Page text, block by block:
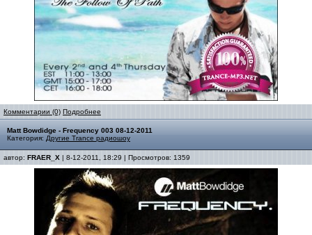
Комментарии (0) Подробнее
Matt Bowdidge - Frequency 003 08-12-2011
Категория: Другие Trance радиошоу
автор: FRAER_X | 8-12-2011, 18:29 | Просмотров: 1359